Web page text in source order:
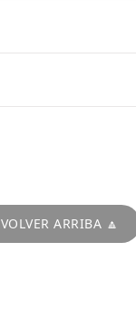
VOLVER ARRIBA 🔼